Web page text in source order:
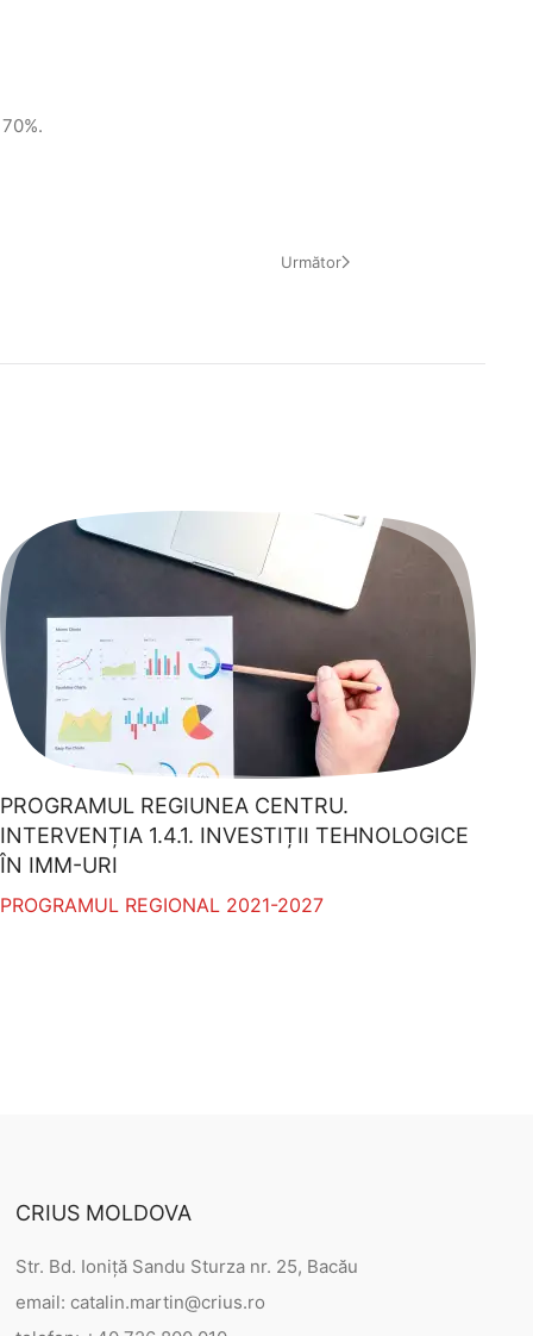
Următor
PROGRAMUL REGIUNEA CENTRU.
INTERVENȚIA 1.4.1. INVESTIȚII TEHNOLOGICE
ÎN IMM-URI
PROGRAMUL REGIONAL 2021-2027
CRIUS MOLDOVA
Str. Bd. Ioniță Sandu Sturza nr. 25, Bacău
email: catalin.martin@crius.ro